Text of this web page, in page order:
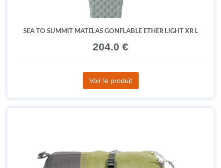
SEA TO SUMMIT MATELAS GONFLABLE ETHER LIGHT XR L
204.0 €
Voir le produit